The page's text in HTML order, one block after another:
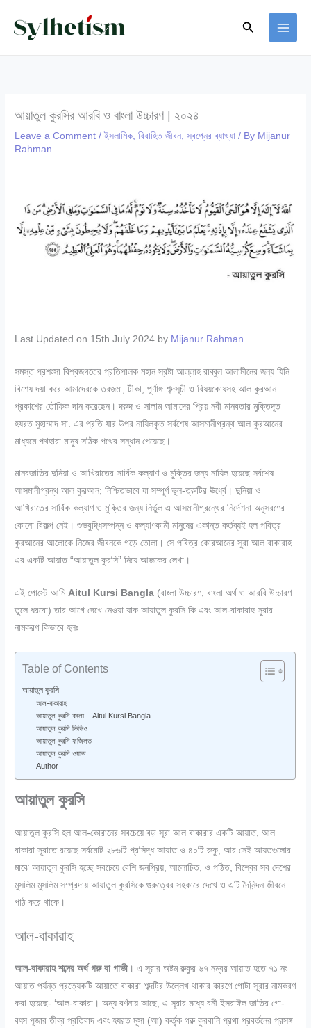
content
Search
আয়াতুল কুরসির আরবি ও বাংলা উচ্চারণ | ২০২৪
Leave a Comment /ইসলামিক,বিবাহিত জীবন,স্বপ্নের ব্যাখ্যা / By Mijanur
Rahman
Last Updated on 15th July 2024 by Mijanur Rahman
সমস্ত প্রশংসা বিশ্বজগতের প্রতিপালক মহান স্রষ্টা আল্লাহ রাব্বুল আলামীনের জন্য যিনি
বিশেষ দয়া করে আমাদেরকে তরজমা, টীকা, পূর্ণাঙ্গ শব্দসূচী ও বিষয়কোষসহ আল কুরআন
প্রকাশের তৌফিক দান করেছেন। দরুদ ও সালাম আমাদের প্রিয় নবী মানবতার মুক্তিদূত
হযরত মুহাম্মাদ সা. এর প্রতি যার উপর নাযিলকৃত সর্বশেষ আসমানীগ্রন্থ আল কুরআনের
মাধ্যমে পথহারা মানুষ সঠিক পথের সন্ধান পেয়েছে।
মানবজাতির দুনিয়া ও আখিরাতের সার্বিক কল্যাণ ও মুক্তির জন্য নাযিল হয়েছে সর্বশেষ
আসমানীগ্রন্থ আল কুরআন; নিশ্চিতভাবে যা সম্পূর্ণ ভুল-ত্রুটির ঊর্ধ্বে। দুনিয়া ও
আখিরাতের সার্বিক কল্যাণ ও মুক্তির জন্য নির্ভুল এ আসমানীগ্রন্থের নির্দেশনা অনুসরণের
কোনো বিকল্প নেই। শুভবুদ্ধিসম্পন্ন ও কল্যাণকামী মানুষের একান্ত কর্তব্যই হল পবিত্র
কুরআনের আলোকে নিজের জীবনকে গড়ে তোলা। সে পবিত্র কোরআনের সুরা আল বাকারাহ
এর একটি আয়াত “আয়াতুল কুরসি” নিয়ে আজকের লেখা।
এই পোস্টে আমিAitul Kursi Bangla (বাংলা উচ্চারণ, বাংলা অর্থ ও আরবি উচ্চারণ
তুলে ধরবো) তার আগে দেখে নেওয়া যাক আয়াতুল কুরসি কি এবং আল-বাকারাহ সুরার
নামকরণ কিভাবে হলঃ
Table of Contents
আয়াতুল কুরসি
আল-বাকারাহ
আয়াতুল কুরসি বাংলা – Aitul Kursi Bangla
আয়াতুল কুরসি ভিডিও
আয়াতুল কুরসি ফজিলত
আয়াতুল কুরসি ওয়াজ
Author
আয়াতুল কুরসি
আয়াতুল কুরসি হল আল-কোরানের সবচেয়ে বড় সূরা আল বাকারার একটি আয়াত, আল
বাকারা সূরাতে রয়েছে সর্বমোট ২৮৬টি প্রসিদ্ধ আয়াত ও ৪০টি রুকু, আর সেই আয়তগুলোর
মাঝে আয়াতুল কুরসি হচ্ছে সবচেয়ে বেশি জনপ্রিয়, আলোচিত, ও পঠিত, বিশ্বের সব দেশের
মুসলিম মুসলিম সম্প্রদায় আয়াতুল কুরসিকে গুরুত্বের সহকারে দেখে ও এটি দৈনিন্দন জীবনে
পাঠ করে থাকে।
আল-বাকারাহ
আল-বাকারাহ শব্দের অর্থ গরু বা গাভী । এ সূরার অষ্টম রুকুর ৬৭ নম্বর আয়াত হতে ৭১ নং
আয়াত পর্যন্ত প্রত্যেকটি আয়াতে বাকারা শব্দটির উল্লেখ থাকার কারণে গােটা সূরার নামকরণ
করা হয়েছে- ‘আল-বাকারা। অন্য বর্ণনায় আছে, এ সূরার মধ্যে বনী ইসরাঈল জাতির গাে-
বৎস পূজার তীব্র প্রতিবাদ এবং হযরত মূসা (আ) কর্তৃক গরু কুরবানি প্রথা প্রবর্তনের প্রসঙ্গ